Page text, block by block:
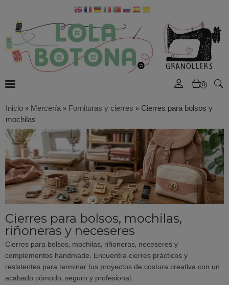
0
Inicio»Mercería»Fornituras y cierres »Cierres para bolsos y
mochilas
Cierres para bolsos, mochilas,
riñoneras y neceseres
Cierres para bolsos, mochilas, riñoneras, neceseres y
complementos handmade. Encuentra cierres prácticos y
resistentes para terminar tus proyectos de costura creativa con un
acabado cómodo, seguro y profesional.